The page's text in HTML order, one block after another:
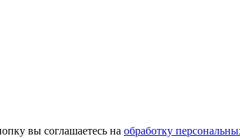
вы соглашаетесь на обработку